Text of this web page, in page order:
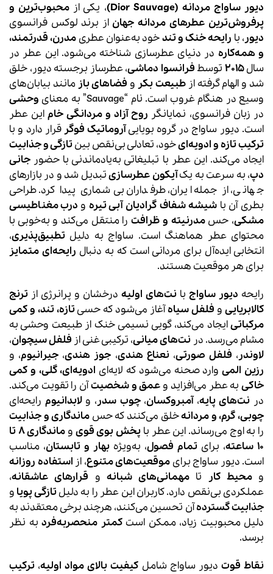
دیور ساواج مردانه (Dior Sauvage) ، یکی از محبوب‌ترین و
پرفروش‌ترین عطرهای مردانه جهان از برند لوکس فرانسوی
دیور، با رایحه خنک و تندخود به‌عنوان عطری مدرن، قدرتمند،
و همه‌کاره در دنیای عطرسازی شناخته می‌شود. این عطر در
سال2015 توسط فرانسوا دماشی، عطرساز برجسته دیور، خلق
شد و الهام گرفته ازطبیعت بکر و فضاهای باز مانند بیابان‌های
وسیع در هنگام غروب است. نام “Sauvage” به معنای
وحشی
در زبان فرانسوی، نمایانگر روح آزاد و مردانگی خاماین عطر
است. دیور ساواج در گروه بویاییآروماتیک فوگر قرار دارد و با
ترکیب تازه و ادویه‌ایخود، تعادلی بی‌نقص بینتازگی و جذابیت
ایجاد می‌کند. این عطر با تبلیغاتی به‌یادماندنی با حضور جانی
دپ، به سرعت به یکآیکون عطرسازیتبدیل شد و در بازارهای
جهانی، از جمله ایران، طرفداران بی‌شماری پیدا کرد. طراحی
بطری آن با شیشه شفاف گرادیان آبی تیره و درب مغناطیسی
مشکی، حسمدرنیته و ظرافترا منتقل می‌کند و به‌خوبی با
محتوای عطر هماهنگ است. ساواج به دلیل تطبیق‌پذیری،
انتخابی ایده‌آل برای مردانی است که به دنبال رایحه‌ای متمایز
برای هر موقعیت هستند.
رایحه دیور ساواج با نت‌های اولیه درخشان و پرانرژی از ترنج
کالابریایی و فلفل سیاهآغاز می‌شود که حسیتازه، تند، و کمی
مرکباتیایجاد می‌کند، گویی نسیمی خنک از طبیعت وحشی به
مشام می‌رسد. در نت‌های میانی، ترکیبی غنی از فلفل سیچوان،
لاوندر، فلفل صورتی،نعناع هندی، جوز هندی، جیرانیوم، و
رزین المیوارد صحنه می‌شود که لایه‌ای ادویه‌ای، گلی، و کمی
خاکیبه عطر می‌افزاید و عمق و شخصیتآن را تقویت می‌کند.
در نت‌های پایه،آمبروکسان،چوب سدر، ولابدانیوم رایحه‌ای
چوبی، گرم، و مردانهخلق می‌کنند که حس ماندگاری و جذابیت
را به اوج می‌رساند. این عطر با پخش بوی قوی و
ماندگاری 8 تا
10 ساعته
، برای تمام فصول، به‌ویژه بهار و تابستان، مناسب
است. دیور ساواج برای موقعیت‌های متنوع، از استفاده روزانه
ومحیط کار تا مهمانی‌های شبانه و قرارهای عاشقانه،
عملکردی بی‌نقص دارد. کاربران این عطر را به دلیلتازگی پویا و
جذابیت گستردهآن تحسین می‌کنند، هرچند برخی معتقدند به
دلیل محبوبیت زیاد، ممکن استکمتر منحصربه‌فرد به نظر
برسد.
نقاط قوت دیور ساواج شامل کیفیت بالای مواد اولیه، ترکیب